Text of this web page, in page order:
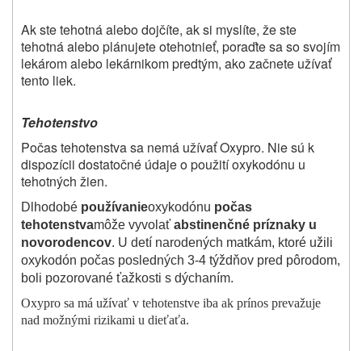
Ak ste tehotná alebo dojčíte, ak si myslíte, že ste
tehotná alebo plánujete otehotnieť, poraďte sa so svojím
lekárom alebo lekárnikom predtým, ako začnete užívať
tento liek.
Tehotenstvo
Počas tehotenstva sa nemá užívať Oxypro. Nie sú k
dispozícii dostatočné údaje o použití oxykodónu u
tehotných žien.
Dlhodobé používanieoxykodónu počas
tehotenstvamôže vyvolať abstinenčné príznaky u
novorodencov. U detí narodených matkám, ktoré užili
oxykodón počas posledných 3-4 týždňov pred pôrodom,
boli pozorované ťažkosti s dýchaním.
Oxypro sa má užívať v tehotenstve iba ak prínos prevažuje
nad možnými rizikami u dieťaťa.